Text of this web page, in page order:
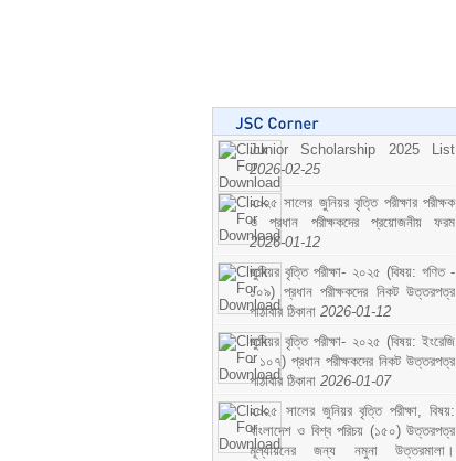
Junior Scholarship 2025 List
2026-02-25
২০২৫ সালের জুনিয়র বৃত্তি পরীক্ষার পরীক্ষক
ও প্রধান পরীক্ষকদের প্রয়োজনীয় ফরম
2026-01-12
জুনিয়র বৃত্তি পরীক্ষা- ২০২৫ (বিষয়: গণিত -
১০৯) প্রধান পরীক্ষকদের নিকট উত্তরপত্র
পাঠাবার ঠিকানা 2026-01-12
জুনিয়র বৃত্তি পরীক্ষা- ২০২৫ (বিষয়: ইংরেজি
- ১০৭) প্রধান পরীক্ষকদের নিকট উত্তরপত্র
পাঠাবার ঠিকানা 2026-01-07
২০২৫ সালের জুনিয়র বৃত্তি পরীক্ষা, বিষয়:
বাংলাদেশ ও বিশ্ব পরিচয় (১৫০) উত্তরপত্র
মূল্যায়নের জন্য নমুনা উত্তরমালা।